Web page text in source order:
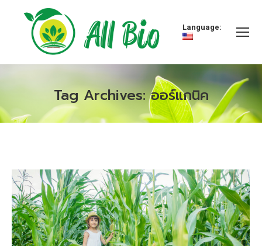
Language:
Tag Archives:ออร์แกนิค
You are here: